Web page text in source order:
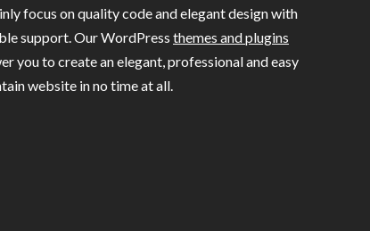
focus on quality code and elegant design with
support. Our WordPress themes and plugins
you to create an elegant, professional and easy
website in no time at all.